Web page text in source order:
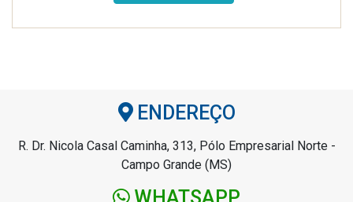
ENDEREÇO
R. Dr. Nicola Casal Caminha, 313, Pólo Empresarial Norte -
Campo Grande (MS)